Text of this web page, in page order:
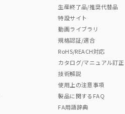
生産終了品/推奨代替品
特設サイト
動画ライブラリ
規格認証/適合
RoHS/REACH対応
カタログ/マニュアル訂正
技術解説
使用上の注意事項
製品に関するFAQ
FA用語辞典